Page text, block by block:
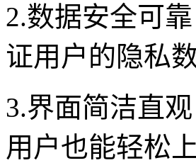
2.数据安全可
证用户的隐私
3.界面简洁直
用户也能轻松